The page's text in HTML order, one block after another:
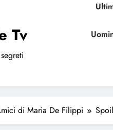
Tv
di Maria De Filippi